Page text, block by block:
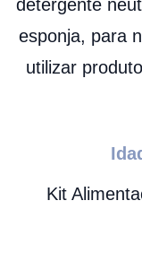
detergente
esponja, para
utilizar
Kit